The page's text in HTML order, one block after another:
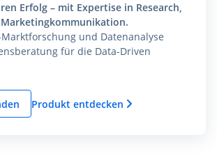
Erfolg – mit Expertise in Research,
Marktforschung und Datenanalyse
für die Data-Driven
Produkt entdecken